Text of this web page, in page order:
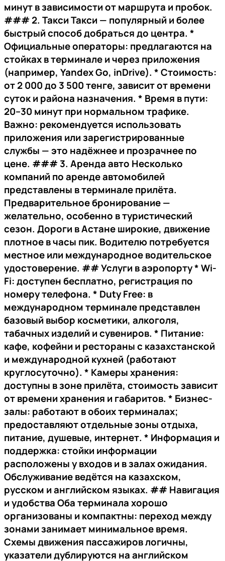
минут в зависимости от маршрута и пробок.
###2. ТаксиТакси — популярный и более
быстрый способ добраться до центра. *
Официальные операторы: предлагаются на
стойках в терминале и через приложения
(например, Yandex Go, inDrive). *Стоимость:
от 2 000 до 3 500 тенге, зависит от времени
суток и района назначения. * Время в пути:
20–30 минут при нормальном трафике.
Важно: рекомендуется использовать
приложения или зарегистрированные
службы — это надёжнее и прозрачнее по
цене. ###3. Аренда авто Несколько
компаний по аренде автомобилей
представлены в терминале прилёта.
Предварительное бронирование —
желательно, особенно в туристический
сезон. Дороги в Астане широкие, движение
плотное в часы пик. Водителю потребуется
местное или международное водительское
удостоверение. ##Услуги в аэропорту*Wi-
Fi: доступен бесплатно, регистрация по
номеру телефона. * Duty Free: в
международном терминале представлен
базовый выбор косметики, алкоголя,
табачных изделий и сувениров. * Питание:
кафе, кофейни и рестораны с казахстанской
и международной кухней (работают
круглосуточно). * Камеры хранения:
доступны в зоне прилёта, стоимость зависит
от времени хранения и габаритов. * Бизнес-
залы: работают в обоих терминалах;
предоставляют отдельные зоны отдыха,
питание, душевые, интернет. * Информация и
поддержка: стойки информации
расположены у входов и в залах ожидания.
Обслуживание ведётся на казахском,
русском и английском языках. ##Навигация
и удобстваОба терминала хорошо
организованы и компактны: переход между
зонами занимает минимальное время.
Схемы движения пассажиров логичны,
указатели дублируются на английском